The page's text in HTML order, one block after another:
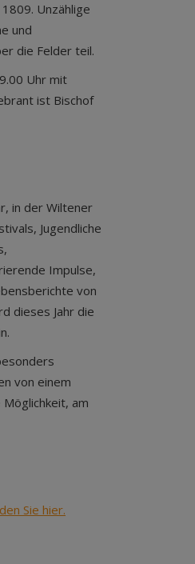
Unzählige
und
die Felder teil.
Uhr mit
ist Bischof
in der Wiltener
Jugendliche
Impulse,
von
dieses Jahr die
von einem
am
Sie hier.